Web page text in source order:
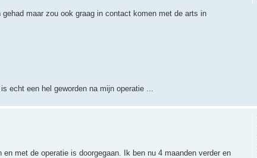
maar zou ook graag in contact komen met de arts in
echt een hel geworden na mijn operatie ...
met de operatie is doorgegaan. Ik ben nu 4 maanden verder en